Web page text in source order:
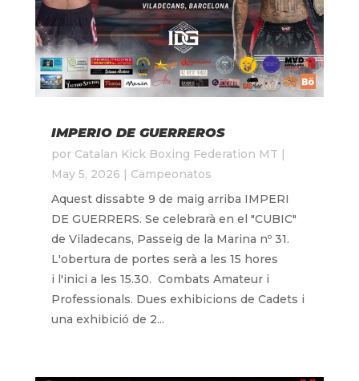
IMPERIO DE GUERREROS
por Catalan Kick Boxing Federation MT |
May 5, 2026 | Campeonatos
Aquest dissabte 9 de maig arriba IMPERI
DE GUERRERS. Se celebrarà en el "CUBIC"
de Viladecans, Passeig de la Marina nº 31.
L'obertura de portes serà a les 15 hores
i l'inici a les 15.30. Combats Amateur i
Professionals. Dues exhibicions de Cadets i
una exhibició de 2...